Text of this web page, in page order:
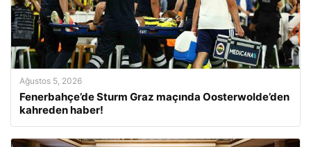
Ağustos 5, 2026
Fenerbahçe’de Sturm Graz maçında Oosterwolde’den
kahreden haber!